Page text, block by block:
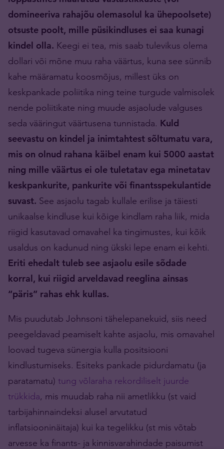
domineeriva rahajõu olemasolul ka ühepoolsete)
otsuste poolt, mille püsikindluses ei saa kunagi
kindel olla. Keegi ei tea, mis saab tulevikus olema
dollari või mõne muu raha väärtus, kuna see sünnib
kahe määramatu koosmõjus, millest üks on
keskpankade poliitika ning teine turgude valmisolek
nende poliitikate ning muude asjaolude valguses
seda vääringut väärtusena tunnistada. Kuld
seevastu on kindel ja inimtahtest sõltumatu vara,
mis on olnud rahana käibel enam kui 5000 aastat
ning mille väärtus ei ole tuletatav ega minetatav
keskpankurite, pankurite või finantsspekulantide
suvast. See asjaolu tagab kullale erilise ja täiesti
unikaalse kindluse kui kõige kindlam raha liik, mida
riigid kasutavad omavahel ka tingimustes, kui kõik
usaldus on kadunud ning ükski lepe enam ei kehti.
Eriti ehedalt tuleb see asjaolu esile sõdade
korral, kui riigid arveldavad reeglina ainsas
“päris” rahas ehk kullas.
Mis puudutab Johnsoni tähelepanekuid, siis need
peegeldavad peamiselt kahte asjaolu, mis omavahel
loovad tugeva sünergia kulla positsiooni
kindlustumiseks. Esiteks pankade pidurdamatu (ja
paratamatu) tung võlaraha rekordiliselt juurde
trükkida, mis muudab raha nii ametlikku (st vaid
tarbijahinnaindeksi alusel arvutatud
inflatsiooninäitaja) kui ka tegelikku (st mis võtab
arvesse ka finants- ja kinnisvarahindade paisumist